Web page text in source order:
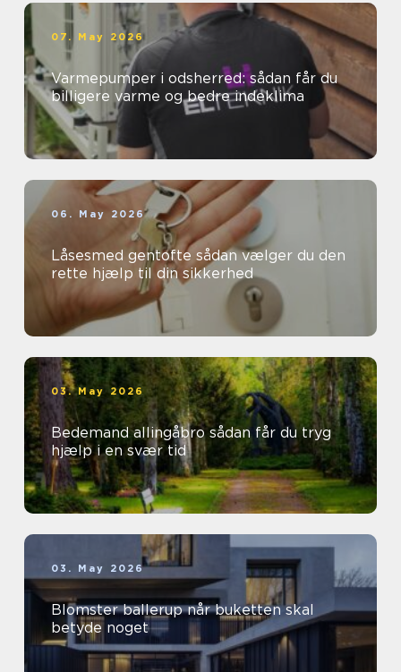
07. May 2026
Varmepumper i odsherred: sådan får du
billigere varme og bedre indeklima
06. May 2026
Låsesmed gentofte sådan vælger du den
rette hjælp til din sikkerhed
03. May 2026
Bedemand allingåbro sådan får du tryg
hjælp i en svær tid
03. May 2026
Blomster ballerup når buketten skal
betyde noget